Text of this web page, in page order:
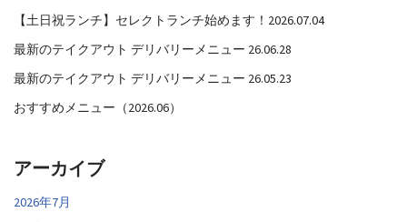
【土日祝ランチ】セレクトランチ始めます！2026.07.04
最新のテイクアウト デリバリーメニュー 26.06.28
最新のテイクアウト デリバリーメニュー 26.05.23
おすすめメニュー（2026.06）
アーカイブ
2026年7月